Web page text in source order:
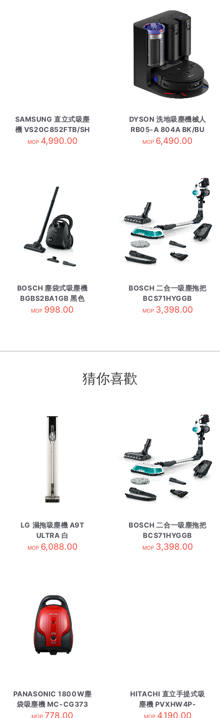
SAMSUNG 直立式吸塵
機 VS20C852FTB/SH
MOP 4,990.00
DYSON 洗地吸塵機械人
RB05-A 804A BK/BU
MOP 6,490.00
BOSCH 塵袋式吸塵機
BGBS2BA1GB 黑色
MOP 998.00
BOSCH 二合一吸塵拖把
BCS71HYGGB
MOP 3,398.00
猜你喜歡
LG 濕拖吸塵機 A9T
ULTRA 白
MOP 6,088.00
BOSCH 二合一吸塵拖把
BCS71HYGGB
MOP 3,398.00
PANASONIC 1800W塵
袋吸塵機 MC-CG373
紅色
778.00
HITACHI 直立手提式吸
塵機 PVXHW4P-
CGGCM
4,190.00